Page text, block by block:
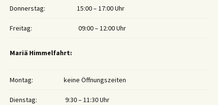
Donnerstag: 15:00 – 17:00 Uhr
Freitag: 09:00 – 12:00 Uhr
Mariä Himmelfahrt:
Montag: keine Öffnungszeiten
Dienstag: 9:30 – 11:30 Uhr